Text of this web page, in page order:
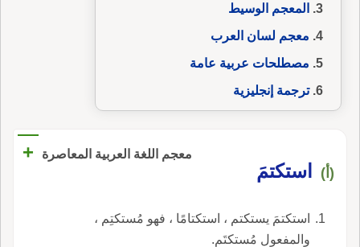
المعجم الوسيط
معجم لسان العرب
مصطلحات عربية عامة
ترجمة إنجليزية
معجم اللغة العربية المعاصرة +
(أ) استكتمَ
استكتمَ يستكتم ، استكتامًا ، فهو مُستكتِم ،
والمفعول مُستكتَم.